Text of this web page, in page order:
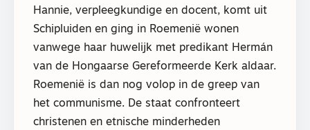
Hannie, verpleegkundige en docent, komt uit
Schipluiden en ging in Roemenië wonen
vanwege haar huwelijk met predikant Hermán
van de Hongaarse Gereformeerde Kerk aldaar.
Roemenië is dan nog volop in de greep van
het communisme. De staat confronteert
christenen en etnische minderheden